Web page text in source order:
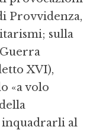
Provvidenza,
sulla
XVI),
«a volo
al